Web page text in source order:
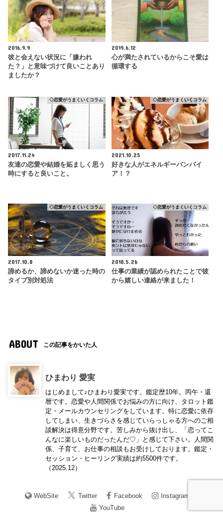
2016.9.9
彼と会えない状況に「嫌われ
た？」と意味づけて良いことあり
ましたか？
2019.6.12
心が満たされているからこそ愛は
循環する
◇恋愛がうまくいくコラム
2017.11.24
友達の恋愛や結婚を妬ましく思う
時にすると良いこと。
◇恋愛がうまくいくコラム
2021.10.25
好きな人がエネルギーバンパイ
ア！？
◇恋愛がうまくいくコラム
2017.10.8
諦めるか、諦めないか迷った時の
タイプ別対処法
◇恋愛がうまくいくコラム
2018.5.26
仕事の業績が認められたことで彼
から嬉しい連絡が来ました！
ABOUT この記事をかいた人
ひまわり 愛実
はじめまして♪ひまわり愛実です。鑑定歴10年。丙午・還
暦です。恋愛や人間関係でお悩みの方に向け、タロット鑑
定・メールカウンセリングをしています。特に恋愛に依存
してしまい、生きづらさを感じていらっしゃる方へのご相
談解決は得意分野です。苦しみから抜け出し、「恋ってこ
んなに楽しいものだったんだ♡」と感じて下さい。人間関
係、子育て、お仕事の相談もお受けしております。鑑定・
セッション・ヒーリング実績は約5500件です。
（2025.12）
WebSite Twitter Facebook
Instagram
YouTube